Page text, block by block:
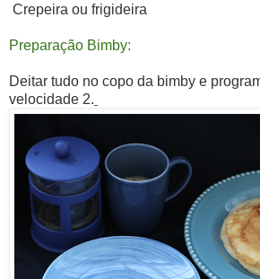
Crepeira ou frigideira
Preparação Bimby:
Deitar tudo no copo da bimby e
velocidade 2.